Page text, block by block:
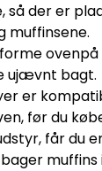
der er
muffinsene.
ovenpå
ujævnt bagt.
er
før du
får du
muffins